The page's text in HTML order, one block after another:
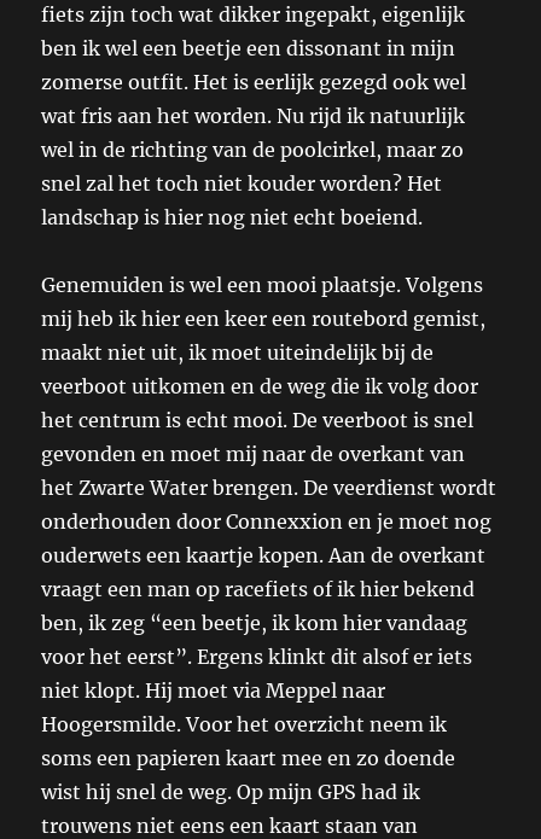
fiets zijn toch wat dikker ingepakt, eigenlijk
ben ik wel een beetje een dissonant in mijn
zomerse outfit. Het is eerlijk gezegd ook wel
wat fris aan het worden. Nu rijd ik natuurlijk
wel in de richting van de poolcirkel, maar zo
snel zal het toch niet kouder worden? Het
landschap is hier nog niet echt boeiend.
Genemuiden is wel een mooi plaatsje. Volgens
mij heb ik hier een keer een routebord gemist,
maakt niet uit, ik moet uiteindelijk bij de
veerboot uitkomen en de weg die ik volg door
het centrum is echt mooi. De veerboot is snel
gevonden en moet mij naar de overkant van
het Zwarte Water brengen. De veerdienst wordt
onderhouden door Connexxion en je moet nog
ouderwets een kaartje kopen. Aan de overkant
vraagt een man op racefiets of ik hier bekend
ben, ik zeg “een beetje, ik kom hier vandaag
voor het eerst”. Ergens klinkt dit alsof er iets
niet klopt. Hij moet via Meppel naar
Hoogersmilde. Voor het overzicht neem ik
soms een papieren kaart mee en zo doende
wist hij snel de weg. Op mijn GPS had ik
trouwens niet eens een kaart staan van